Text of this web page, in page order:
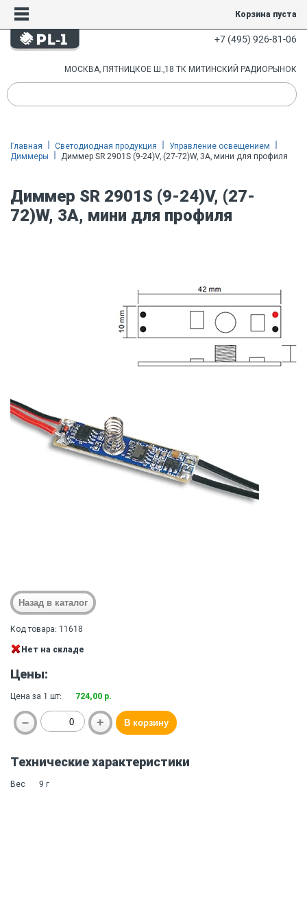
Корзина пуста
+7 (495) 926-81-06
МОСКВА, ПЯТНИЦКОЕ Ш.,18 ТК МИТИНСКИЙ РАДИОРЫНОК
Главная Светодиодная продукция
Управление освещением
Диммеры
Диммер SR 2901S (9-24)V, (27-72)W, 3A, мини для профиля
Диммер SR 2901S (9-24)V, (27-
72)W, 3A, мини для профиля
Код товара: 11618
Нет на складе
Цены:
Цена за 1 шт: 724,00 р.
Технические характеристики
Вес 9 г